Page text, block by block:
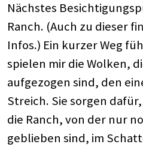
Nächstes
Ranch. (Auch zu dieser
Infos.) Ein kurzer Weg
spielen mir die Wolken,
aufgezogen sind, den
Streich. Sie sorgen
die Ranch, von der nur
geblieben sind, im